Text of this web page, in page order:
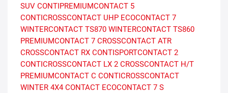
SUV CONTIPREMIUMCONTACT 5
CONTICROSSCONTACT UHP ECOCONTACT 7
WINTERCONTACT TS870 WINTERCONTACT TS860
PREMIUMCONTACT 7 CROSSCONTACT ATR
CROSSCONTACT RX CONTISPORTCONTACT 2
CONTICROSSCONTACT LX 2 CROSSCONTACT H/T
PREMIUMCONTACT C CONTICROSSCONTACT
WINTER 4X4 CONTACT ECOCONTACT 7 S